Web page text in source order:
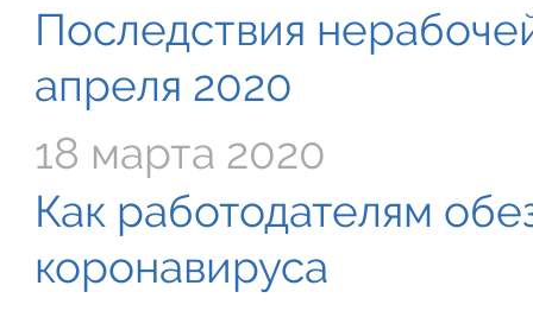
Последствия
апреля 2020
18 марта 2020
Как работодателям
коронавируса